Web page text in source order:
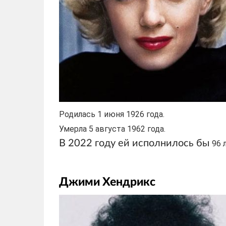
Родилась 1 июня 1926 года.
Умерла 5 августа 1962 года.
В 2022 году ей исполнилось бы 96
Джими Хендрикс